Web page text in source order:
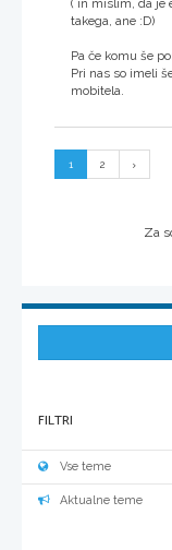
takega, ane :D)
Pa če komu še
Pri nas so imeli
mobitela.
1 2
Za
FILTRI
Vse teme
Aktualne teme